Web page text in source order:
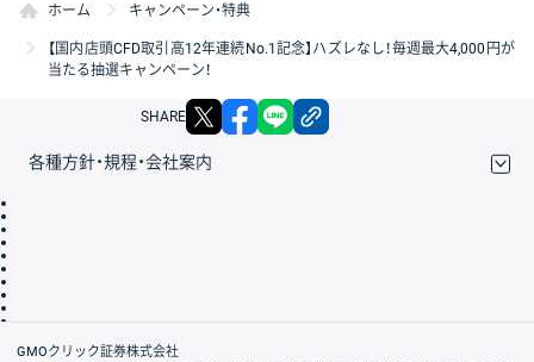
ホーム キャンペーン・特典
【国内店頭CFD取引高12年連続No.1記念】ハズレなし！毎週最大4,000円が
当たる抽選キャンペーン！
SHARE X facebook
各種方針・規程・会社案内
会社案内
GMOクリック証券株式会社